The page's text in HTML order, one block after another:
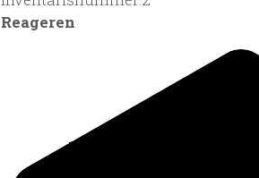
Reageren